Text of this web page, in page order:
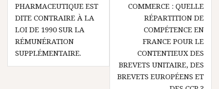
PHARMACEUTIQUE EST
DITE CONTRAIRE À LA
LOI DE 1990 SUR LA
RÉMUNÉRATION
SUPPLÉMENTAIRE.
COMMERCE : QUELLE
RÉPARTITION DE
COMPÉTENCE EN
FRANCE POUR LE
CONTENTIEUX DES
BREVETS UNITAIRE, DES
BREVETS EUROPÉENS ET